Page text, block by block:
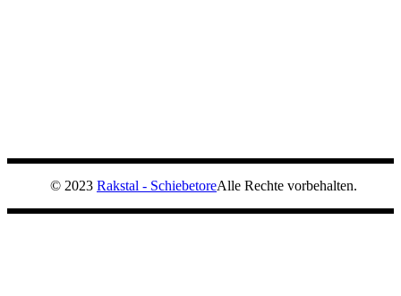
© 2023 Rakstal - SchiebetoreAlle Rechte vorbehalten.